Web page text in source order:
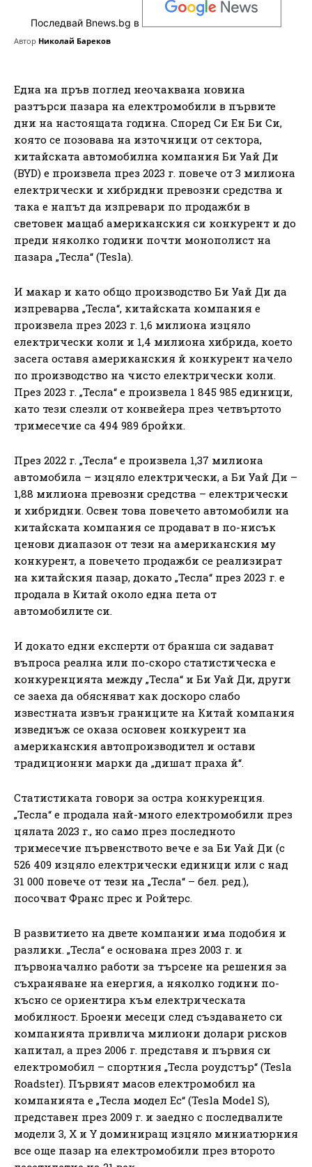
Последвай Bnews.bg в
Автор Николай Бареков
Една на пръв поглед неочаквана новина
разтърси пазара на електромобили в първите
дни на настоящата година. Според Си Ен Би Си,
която се позовава на източници от сектора,
китайската автомобилна компания Би Уай Ди
(BYD) е произвела през 2023 г. повече от 3 милиона
електрически и хибридни превозни средства и
така е напът да изпревари по продажби в
световен мащаб американския си конкурент и до
преди няколко години почти монополист на
пазара „Тесла“ (Tesla).
И макар и като общо производство Би Уай Ди да
изпреварва „Тесла“, китайската компания е
произвела през 2023 г. 1,6 милиона изцяло
електрически коли и 1,4 милиона хибрида, което
засега оставя американския й конкурент начело
по производство на чисто електрически коли.
През 2023 г. „Тесла“ е произвела 1 845 985 единици,
като тези слезли от конвейера през четвъртото
тримесечие са 494 989 бройки.
През 2022 г. „Тесла“ е произвела 1,37 милиона
автомобила – изцяло електрически, а Би Уай Ди –
1,88 милиона превозни средства – електрически
и хибридни. Освен това повечето автомобили на
китайската компания се продават в по-нисък
ценови диапазон от тези на американския му
конкурент, а повечето продажби се реализират
на китайския пазар, докато „Тесла“ през 2023 г. е
продала в Китай около една пета от
автомобилите си.
И докато едни експерти от бранша си задават
въпроса реална или по-скоро статистическа е
конкуренцията между „Тесла“ и Би Уай Ди, други
се заеха да обясняват как доскоро слабо
известната извън границите на Китай компания
изведнъж се оказа основен конкурент на
американския автопроизводител и остави
традиционни марки да „дишат праха й“.
Статистиката говори за остра конкуренция.
„Тесла“ е продала най-много електромобили през
цялата 2023 г., но само през последното
тримесечие първенството вече е за Би Уай Ди (с
526 409 изцяло електрически единици или с над
31 000 повече от тези на „Тесла“ – бел. ред.),
посочват Франс прес и Ройтерс.
В развитието на двете компании има подобия и
разлики. „Тесла“ е основана през 2003 г. и
първоначално работи за търсене на решения за
съхраняване на енергия, а няколко години по-
късно се ориентира към електрическата
мобилност. Броени месеци след създаването си
компанията привлича милиони долари рисков
капитал, а през 2006 г. представя и първия си
електромобил – спортния „Тесла роудстър“ (Tesla
Roadster). Първият масов електромобил на
компанията е „Тесла модел Ес“ (Tesla Model S),
представен през 2009 г. и заедно с последвалите
модели 3, X и Y доминиращ изцяло миниатюрния
все още пазар на електромобили през второто